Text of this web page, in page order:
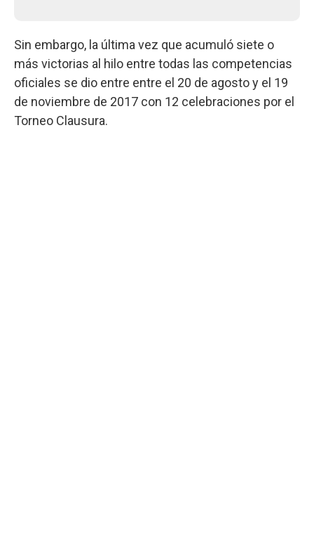
Sin embargo, la última vez que acumuló siete o
más victorias al hilo entre todas las competencias
oficiales se dio entre entre el 20 de agosto y el 19
de noviembre de 2017 con 12 celebraciones por el
Torneo Clausura.